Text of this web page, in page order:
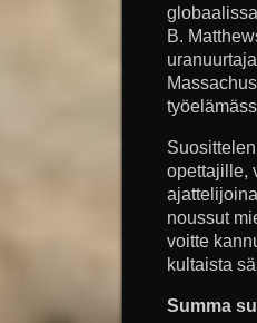
B.
opettajille,
noussut
voitte
kultaista
Summa